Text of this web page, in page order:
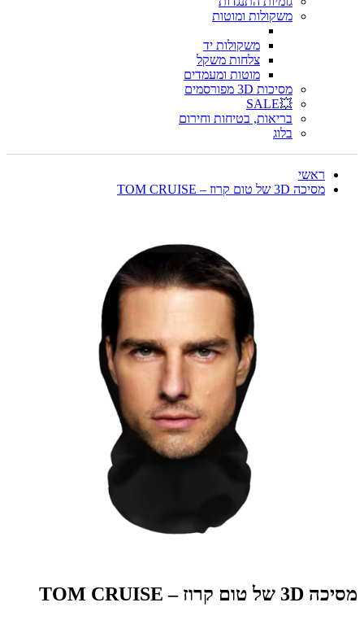
משקולות ומוטות
משקולות יד
צלחות משקל
מוטות ומעמדים
מסיכות 3D מפורסמים
💥SALE
בריאות, בטיחות וחירום
בלוג
ראשי
מסיכה 3D של טום קרוז – TOM CRUISE
מסיכה 3D של טום קרוז – TOM CRUISE